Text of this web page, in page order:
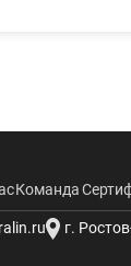
Команда
г.